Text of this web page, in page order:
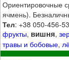
Ориентировочные
ячмень).
Тел: +38 050-456-
фрукты, вишня,
травы и бобовые,